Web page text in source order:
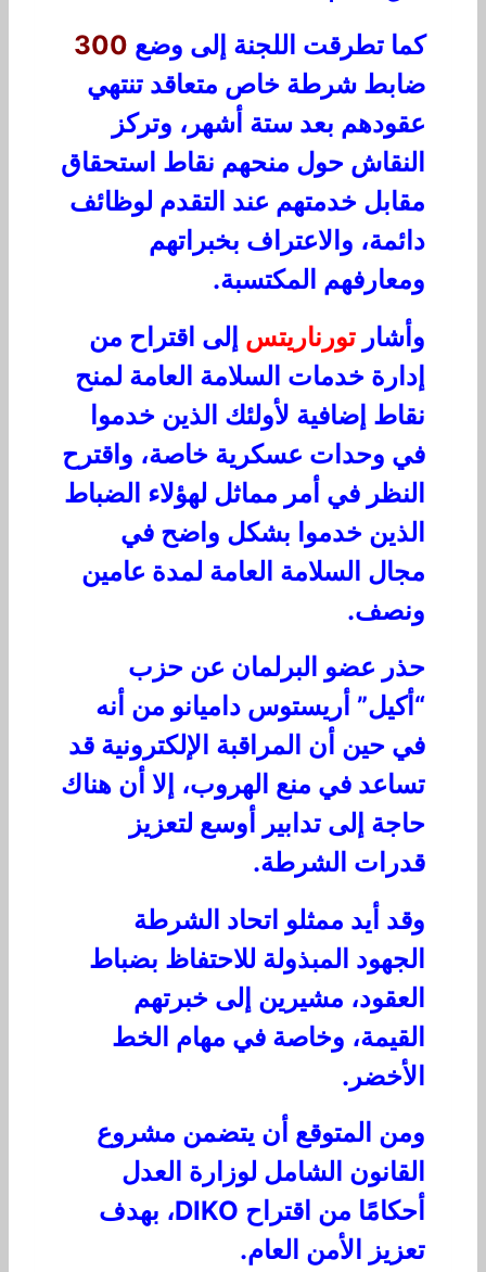
كما تطرقت اللجنة إلى وضع 300
ضابط شرطة خاص متعاقد تنتهي
عقودهم بعد ستة أشهر، وتركز
النقاش حول منحهم نقاط استحقاق
مقابل خدمتهم عند التقدم لوظائف
دائمة، والاعتراف بخبراتهم
ومعارفهم المكتسبة.
وأشار تورناريتس إلى اقتراح من
إدارة خدمات السلامة العامة لمنح
نقاط إضافية لأولئك الذين خدموا
في وحدات عسكرية خاصة، واقترح
النظر في أمر مماثل لهؤلاء الضباط
الذين خدموا بشكل واضح في
مجال السلامة العامة لمدة عامين
ونصف.
حذر عضو البرلمان عن حزب
“أكيل” أريستوس داميانو من أنه
في حين أن المراقبة الإلكترونية قد
تساعد في منع الهروب، إلا أن هناك
حاجة إلى تدابير أوسع لتعزيز
قدرات الشرطة.
وقد أيد ممثلو اتحاد الشرطة
الجهود المبذولة للاحتفاظ بضباط
العقود، مشيرين إلى خبرتهم
القيمة، وخاصة في مهام الخط
الأخضر.
ومن المتوقع أن يتضمن مشروع
القانون الشامل لوزارة العدل
أحكامًا من اقتراح DIKO، بهدف
تعزيز الأمن العام.